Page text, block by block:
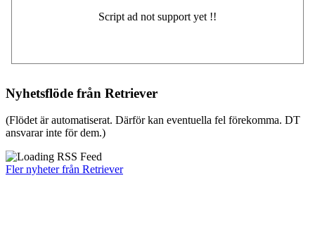
Nyhetsflöde från Retriever
(Flödet är automatiserat. Därför kan eventuella fel förekomma. DT
ansvarar inte för dem.)
Fler nyheter från Retriever